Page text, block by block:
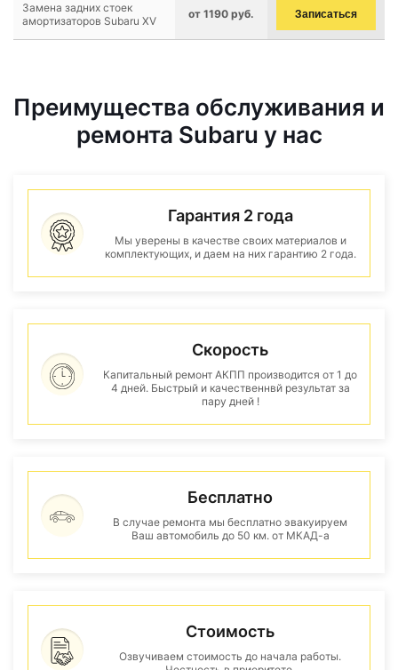
Замена задних стоек
амортизаторов Subaru XV
от 1190 руб. Записаться
Преимущества обслуживания и
ремонта Subaru у нас
Гарантия 2 года
Мы уверены в качестве своих материалов и
комплектующих, и даем на них гарантию 2 года.
Скорость
Капитальный ремонт АКПП производится от 1 до
4 дней. Быстрый и качественнвй результат за
пару дней !
Бесплатно
В случае ремонта мы бесплатно эвакуируем
Ваш автомобиль до 50 км. от МКАД-а
Стоимость
Озвучиваем стоимость до начала работы.